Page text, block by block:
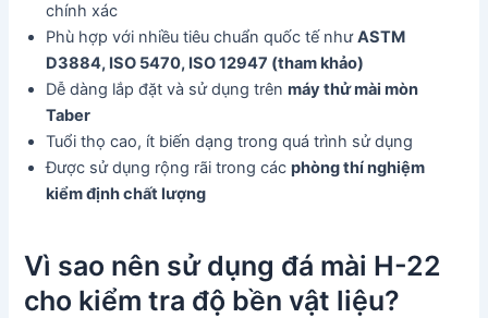
chính xác
Phù hợp với nhiều tiêu chuẩn quốc tế nhưASTM
D3884, ISO 5470, ISO 12947 (tham khảo)
Dễ dàng lắp đặt và sử dụng trênmáy thử mài mòn
Taber
Tuổi thọ cao, ít biến dạng trong quá trình sử dụng
Được sử dụng rộng rãi trong cácphòng thí nghiệm
kiểm định chất lượng
Vì sao nên sử dụng đá mài H-22
cho kiểm tra độ bền vật liệu?